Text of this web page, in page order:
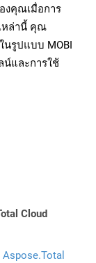
งคุณเมื่อการ
หล่านี้ คุณ
นรูปแบบ MOBI
น์และการใช้
Cloud
Aspose.Total